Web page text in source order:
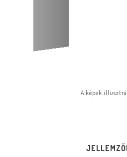
A képek